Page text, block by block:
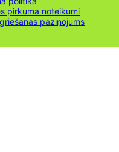
pirkuma noteikumi
paziņojums